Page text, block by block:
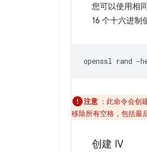
您可以使用相
16 个十六进制
openssl rand -
注意 ：此命令会创
移除所有空格，包括最
创建 IV